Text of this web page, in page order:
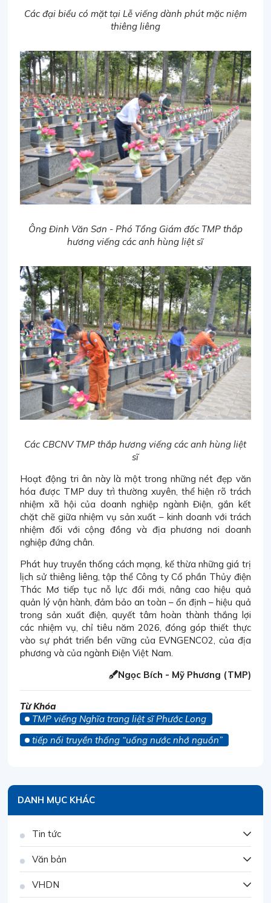
Các đại biểu có mặt tại Lễ viếng dành phút mặc niệm
thiêng liêng
Ông Đinh Văn Sơn - Phó Tổng Giám đốc TMP thắp
hương viếng các anh hùng liệt sĩ
Các CBCNV TMP thắp hương viếng các anh hùng liệt
sĩ
Hoạt động tri ân này là một trong những nét đẹp văn
hóa được TMP duy trì thường xuyên, thể hiện rõ trách
nhiệm xã hội của doanh nghiệp ngành Điện, gắn kết
chặt chẽ giữa nhiệm vụ sản xuất – kinh doanh với trách
nhiệm đối với cộng đồng và địa phương nơi doanh
nghiệp đứng chân.
Phát huy truyền thống cách mạng, kế thừa những giá trị
lịch sử thiêng liêng, tập thể Công ty Cổ phần Thủy điện
Thác Mơ tiếp tục nỗ lực đổi mới, nâng cao hiệu quả
quản lý vận hành, đảm bảo an toàn – ổn định – hiệu quả
trong sản xuất điện, quyết tâm hoàn thành thắng lợi
các nhiệm vụ, chỉ tiêu năm 2026, đóng góp thiết thực
vào sự phát triển bền vững của EVNGENCO2, của địa
phương và của ngành Điện Việt Nam.
Ngọc Bích - Mỹ Phương (TMP)
Từ Khóa
TMP viếng Nghĩa trang liệt sĩ Phước Long
tiếp nối truyền thống “uống nước nhớ nguồn”
DANH MỤC KHÁC
Tin tức
Văn bản
VHDN